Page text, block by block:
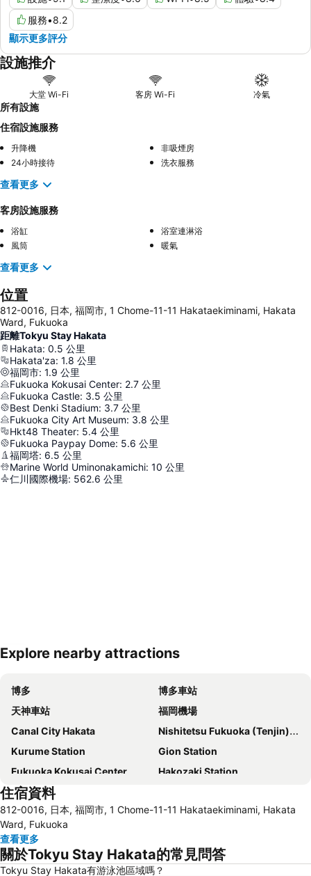
服務•8.2
顯示更多評分
設施推介
大堂 Wi-Fi 客房 Wi-Fi 冷氣
所有設施
住宿設施服務
升降機
非吸煙房
24小時接待
洗衣服務
查看更多
客房設施服務
浴缸
浴室連淋浴
風筒
暖氣
查看更多
位置
812-0016, 日本, 福岡市, 1 Chome-11-11 Hakataekiminami, Hakata
Ward, Fukuoka
距離Tokyu Stay Hakata
Hakata: 0.5 公里
Hakata'za: 1.8 公里
福岡市: 1.9 公里
Fukuoka Kokusai Center: 2.7 公里
Fukuoka Castle: 3.5 公里
Best Denki Stadium: 3.7 公里
Fukuoka City Art Museum: 3.8 公里
Hkt48 Theater: 5.4 公里
Fukuoka Paypay Dome: 5.6 公里
福岡塔: 6.5 公里
Marine World Uminonakamichi: 10 公里
仁川國際機場: 562.6 公里
展開地圖
Explore nearby attractions
博多
博多車站
天神車站
福岡機場
Canal City Hakata
Nishitetsu Fukuoka (Tenjin) Station
Kurume Station
Gion Station
Fukuoka Kokusai Center
Hakozaki Station
Saga Station
Fukuoka Yafuoku! Dome
Nakasu-Kawabata Station
Yakuin Station
Tojinmachi Station
Meinohama Station
Fukuoka Convention Center
佐賀機場
住宿資料
812-0016, 日本, 福岡市, 1 Chome-11-11 Hakataekiminami, Hakata
Ward, Fukuoka
查看更多
關於Tokyu Stay Hakata的常見問答
Tokyu Stay Hakata有游泳池區域嗎？